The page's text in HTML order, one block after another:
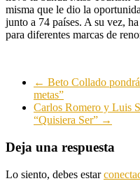
misma que le dio la
junto a 74 países. A su vez,
para diferentes marcas de
← Beto Collado
metas”
Carlos Romero y Luis
“Quisiera Ser” →
Deja una respuesta
Lo siento, debes estar